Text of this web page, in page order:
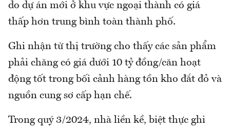
do dự án mới ở khu vực ngoại thành có giá
thấp hơn trung bình toàn thành phố.
Ghi nhận từ thị trường cho thấy các sản phẩm
phải chăng có giá dưới 10 tỷ đồng/căn hoạt
động tốt trong bối cảnh hàng tồn kho đắt đỏ và
nguồn cung sơ cấp hạn chế.
Trong quý 3/2024, nhà liền kề, biệt thực ghi